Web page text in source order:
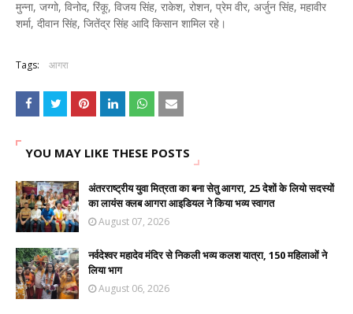
मुन्ना, जग्गो, विनोद, रिंकू, विजय सिंह, राकेश, रोशन, प्रेम वीर, अर्जुन सिंह, महावीर
शर्मा, दीवान सिंह, जितेंद्र सिंह आदि किसान शामिल रहे।
Tags: आगरा
YOU MAY LIKE THESE POSTS
अंतरराष्ट्रीय युवा मित्रता का बना सेतु आगरा, 25 देशों के लियो सदस्यों
का लायंस क्लब आगरा आइडियल ने किया भव्य स्वागत
August 07, 2026
नर्वदेश्वर महादेव मंदिर से निकली भव्य कलश यात्रा, 150 महिलाओं ने
लिया भाग
August 06, 2026